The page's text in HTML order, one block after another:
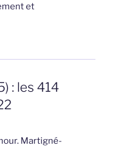
et
: les 414
Martigné-